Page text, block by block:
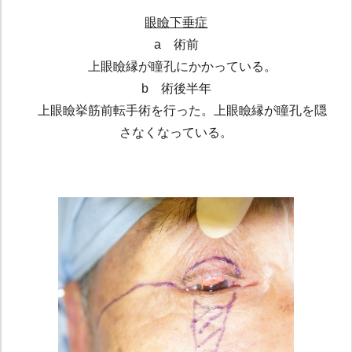
眼瞼下垂症
a 術前
上眼瞼縁が瞳孔にかかっている。
b 術後半年
上眼瞼挙筋前転手術を行った。上眼瞼縁が瞳孔を隠
さなくなっている。